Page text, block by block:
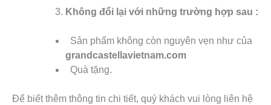
Không đổi lại với những trường hợp sau :
Sản phẩm không còn nguyên vẹn như của
grandcastellavietnam.com
Quà tặng.
Để biết thêm thông tin chi tiết, quý khách vui lòng liên hệ